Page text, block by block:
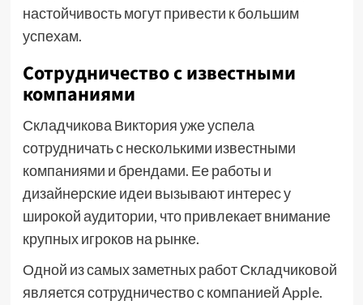
настойчивость могут привести к большим
успехам.
Сотрудничество с известными
компаниями
Складчикова Виктория уже успела
сотрудничать с несколькими известными
компаниями и брендами. Ее работы и
дизайнерские идеи вызывают интерес у
широкой аудитории, что привлекает внимание
крупных игроков на рынке.
Одной из самых заметных работ Складчиковой
является сотрудничество с компанией Apple.